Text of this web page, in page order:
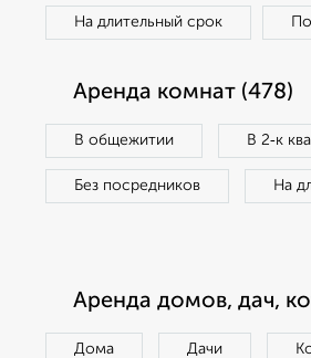
На длительный срок
Аренда комнат (478)
В общежитии В 2‑к
Без посредников На
Аренда домов, дач,
Дома Дачи